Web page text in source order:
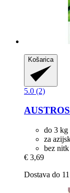
Košarica
5.0 (2)
do 3 kg
za
bez nitk
€ 3,69
Dostava do